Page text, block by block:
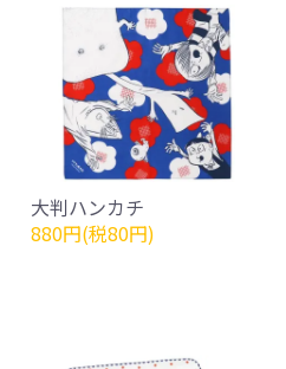
大判ハンカチ
880円(税80円)